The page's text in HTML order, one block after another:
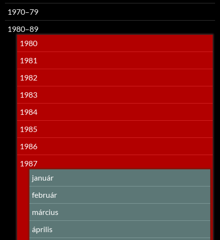
1970–79
1980–89
1980
1981
1982
1983
1984
1985
1986
1987
január
február
március
április